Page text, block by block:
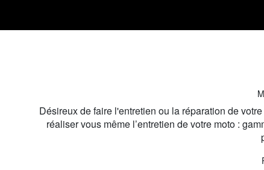
Désireux de faire l'entretien ou la réparation de
réaliser vous même l’entretien de votre moto :